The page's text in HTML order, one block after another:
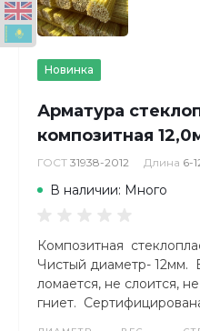
Новинка
Арматура
композитная
ГОСТ 31938-2012 Длина 6-
В наличии: Много
Композитная
Чистый диаметр- 12мм.
ломается, не слоится, не
гниет.